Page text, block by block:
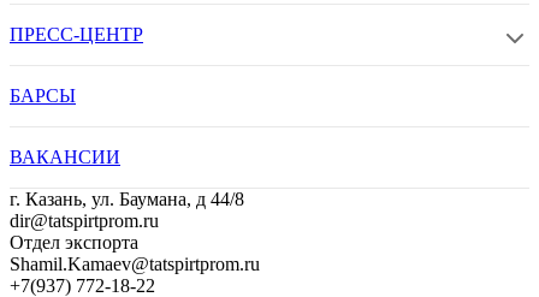
ПРЕСС-ЦЕНТР
БАРСЫ
ВАКАНСИИ
г. Казань, ул. Баумана, д 44/8
dir@tatspirtprom.ru
Отдел экспорта
Shamil.Kamaev@tatspirtprom.ru
+7(937) 772-18-22